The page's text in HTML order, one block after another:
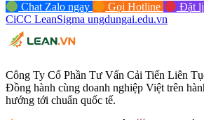
Chat Zalo ngay Gọi Hotline
Đặt
CiCC LeanSigma ungdungai.edu.vn
Công Ty Cổ Phần Tư Vấn Cải Tiến Liên
Đồng hành cùng doanh nghiệp Việt trên
hướng tới chuẩn quốc tế.